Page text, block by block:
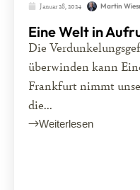
Januar 28, 2024 Martin
Eine Welt in
Die
überwinden kann
Frankfurt nimmt
die...
Weiterlesen